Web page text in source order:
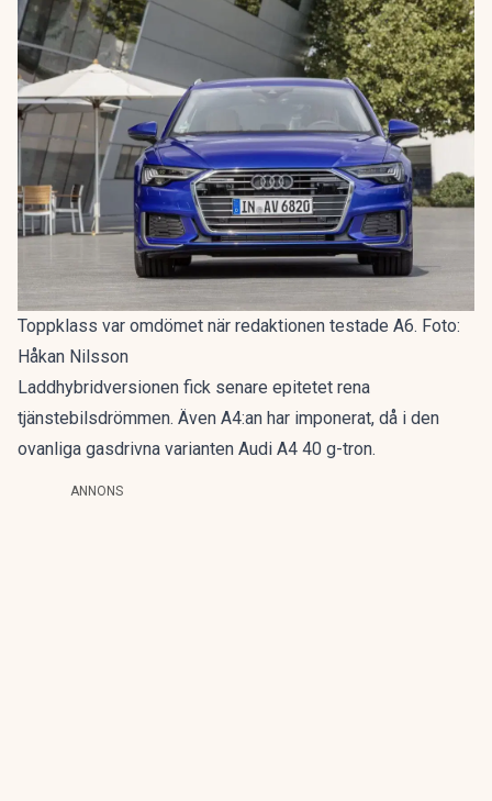
Toppklass var omdömet när redaktionen testade A6. Foto:
Håkan Nilsson
Laddhybridversionen fick senare epitetet rena
tjänstebilsdrömmen. Även A4:an har imponerat, då i den
ovanliga gasdrivna varianten Audi A4 40 g-tron.
ANNONS